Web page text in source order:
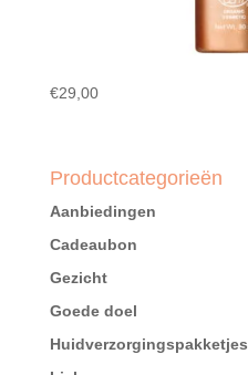
€29,00
Productcategorieën
Aanbiedingen
Cadeaubon
Gezicht
Goede doel
Huidverzorgingspakketjes